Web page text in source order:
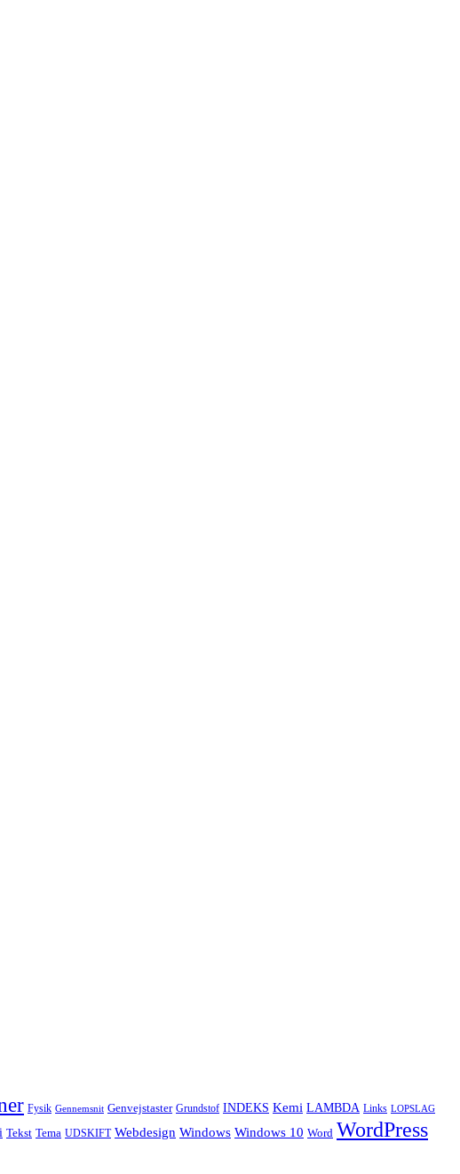
Fysik Gennemsnit Genvejstaster Grundstof INDEKS Kemi LAMBDA Links LOPSLAG
Tekst Tema UDSKIFT Webdesign Windows Windows 10 Word WordPress